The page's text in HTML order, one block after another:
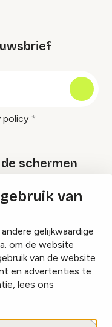
van
gelijkwaardige
om de website
van de website
en advertenties te
lees ons
policy
schermen